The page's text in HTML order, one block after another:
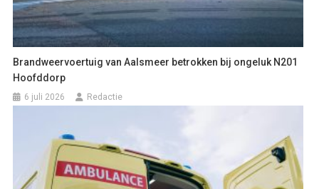
Brandweervoertuig van Aalsmeer betrokken bij ongeluk N201
Hoofddorp
6 juli 2026 Redactie